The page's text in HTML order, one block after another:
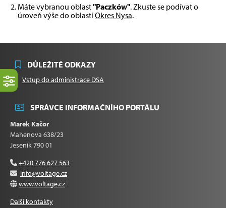
Máte vybranou oblast"Paczków". Zkuste se podívat o
úroveň výše do oblasti Okres Nysa.
DŮLEŽITÉ ODKAZY
Vstup do administrace DSA
SPRÁVCE INFORMAČNÍHO PORTÁLU
Marek Kačor
Mahenova 638/23
Jeseník 790 01
+420 776 627 563
info@voltage.cz
www.voltage.cz
Další kontakty